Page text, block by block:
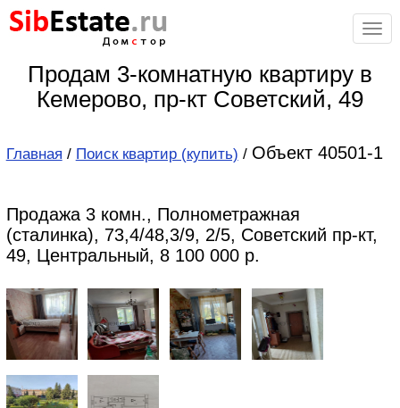
SibEstate.ru
стор
Продам 3-комнатную квартиру в
Кемерово, пр-кт Советский, 49
Главная / Поиск квартир (купить) / Объект 40501-1
Продажа 3 комн., Полнометражная
(сталинка), 73,4/48,3/9, 2/5, Советский пр-кт,
49, Центральный, 8 100 000 р.